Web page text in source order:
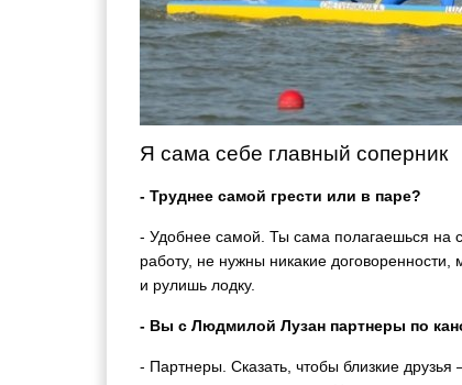
Я сама себе главный соперник
- Труднее самой грести или в паре?
- Удобнее самой. Ты сама полагаешься на
работу, не нужны никакие
и рулишь лодку.
- Вы с Людмилой Лузан партнеры по
- Партнеры. Сказать, чтобы близкие